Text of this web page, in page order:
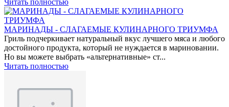
Читать полностью
МАРИНАДЫ - СЛАГАЕМЫЕ КУЛИНАРНОГО ТРИУМФА
Гриль подчеркивает натуральный вкус лучшего мяса и любого
достойного продукта, который не нуждается в мариновании.
Но вы можете выбрать «альтернативные» ст...
Читать полностью